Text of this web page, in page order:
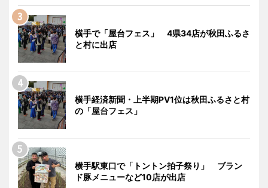
横手で「屋台フェス」 4県34店が秋田ふるさ
と村に出店
横手経済新聞・上半期PV1位は秋田ふるさと村
の「屋台フェス」
横手駅東口で「トントン拍子祭り」 ブラン
ド豚メニューなど10店が出店